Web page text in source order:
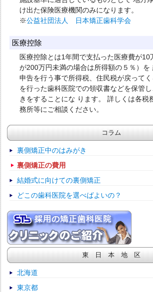
け出た保険医療機関のみになります。
※公益社団法人 日本矯正歯科学会
医療控除
医療控除とは1年間で支払った医療費が10
が200万円未満の場合は所得額の５％）を
申告を行う事で所得税、住民税が戻って
を行った歯科医院での領収書などを保管
きをすることにな ります。 詳しくは各税
務所等にご相談ください。
コラム
裏側矯正中のはみがき
裏側矯正の費用
結婚式に向けての裏側矯正
どこの歯科医院を選べばよいの？
東 日 本 地 区
北海道
東京都